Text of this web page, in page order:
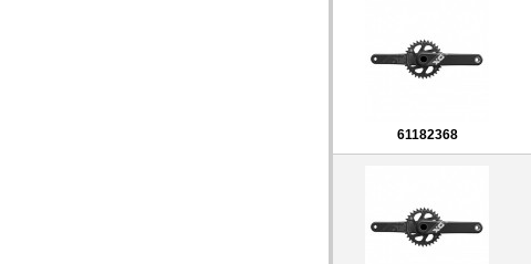
61182368